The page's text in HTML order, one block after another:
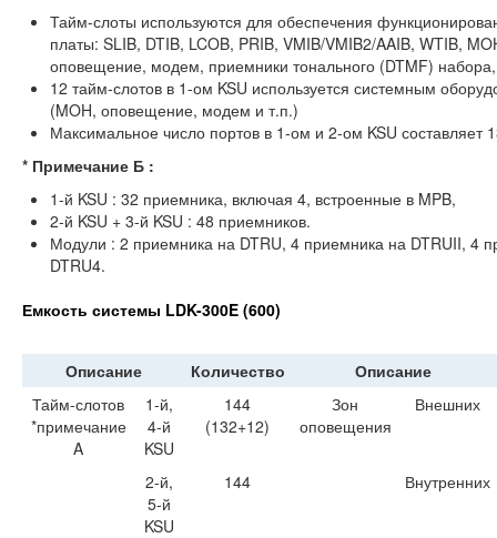
Тайм-слоты используются для обеспечения
платы: SLIB, DTIB, LCOB, PRIB, VMIB/VMIB2/AAIB, WTIB,
оповещение, модем, приемники тонального (DTMF)
12 тайм-слотов в 1-ом KSU используется системным
(MOH, оповещение, модем и т.п.)
Максимальное число портов в 1-ом и 2-ом KSU составляет
* Примечание Б :
1-й KSU : 32 приемника, включая 4, встроенные в MPB,
2-й KSU + 3-й KSU : 48 приемников.
Модули : 2 приемника на DTRU, 4 приемника на DTRUII, 4
DTRU4.
Емкость системы LDK-300E (600)
Описание Количество
Описание
Тайм-слотов
*примечание
A
1-й,
4-й
KSU
144
(132+12)
Зон
оповещения
Внешних
2-й,
5-й
KSU
144 Внутренних